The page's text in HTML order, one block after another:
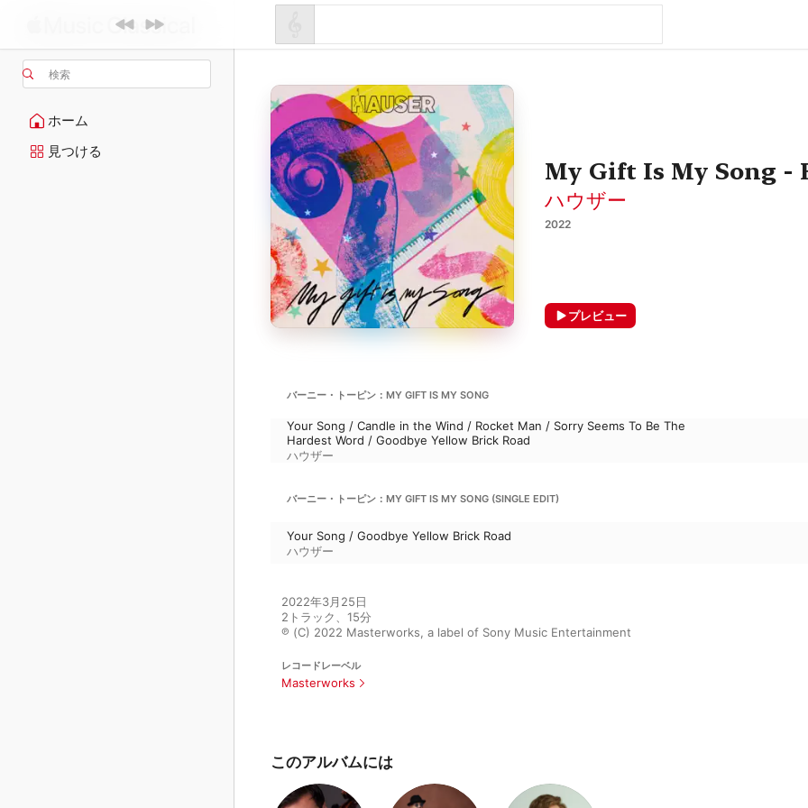
検索
ホーム
見つける
My Gift Is My Song -
ハウザー
2022
プレビュー
バーニー・トーピン：MY GIFT IS MY SONG
Your Song / Candle in the Wind / Rocket Man / Sorry Seems To Be The
Hardest Word / Goodbye Yellow Brick Road
ハウザー
バーニー・トーピン：MY GIFT IS MY SONG (SINGLE EDIT)
Your Song / Goodbye Yellow Brick Road
ハウザー
2022年3月25日
2トラック、15分
℗ (C) 2022 Masterworks, a label of Sony Music Entertainment
レコードレーベル
Masterworks
このアルバムには